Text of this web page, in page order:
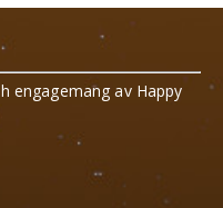
engagemang av Happy